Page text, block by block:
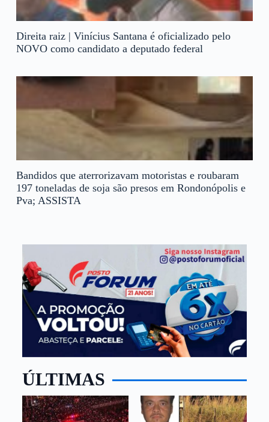
Direita raiz | Vinícius Santana é oficializado pelo
NOVO como candidato a deputado federal
Bandidos que aterrorizavam motoristas e roubaram
197 toneladas de soja são presos em Rondonópolis e
Pva; ASSISTA
ÚLTIMAS